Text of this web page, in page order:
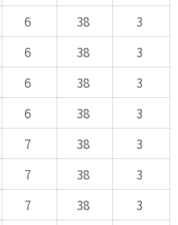
6 38
3
6 38
3
6 38
3
6 38
3
7 38
3
7 38
3
7 38
3